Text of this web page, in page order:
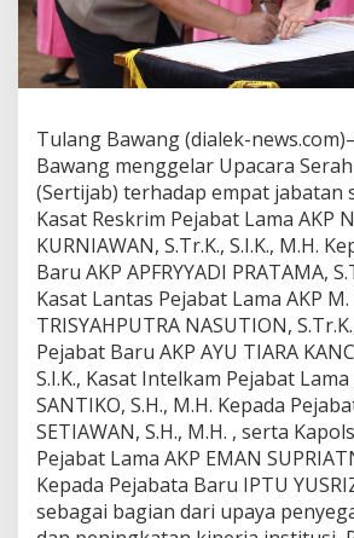
e
r
i
b
E
m
p
a
t
J
a
b
a
a
n
K
a
t
a
I
Tulang Bawang (dialek-
Bawang menggelar Upacara
(Sertijab) terhadap empat jabatan
Kasat Reskrim Pejabat Lama AKP
KURNIAWAN, S.Tr.K., S.I.K., M.H.
Baru AKP APFRYYADI PRATAMA,
Kasat Lantas Pejabat Lama AKP M.
TRISYAHPUTRA NASUTION,
Pejabat Baru AKP AYU TIARA
S.I.K., Kasat Intelkam Pejabat Lama
SANTIKO, S.H., M.H. Kepada
SETIAWAN, S.H., M.H. , serta
Pejabat Lama AKP EMAN
Kepada Pejabata Baru IPTU
sebagai bagian dari upaya